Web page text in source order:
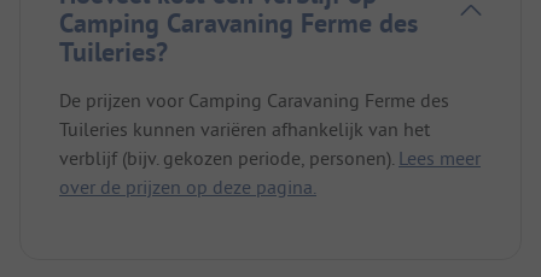
Camping Caravaning Ferme des
Tuileries?
De prijzen voor Camping Caravaning Ferme des
Tuileries kunnen variëren afhankelijk van het
verblijf (bijv. gekozen periode, personen). Lees meer
over de prijzen op deze pagina.